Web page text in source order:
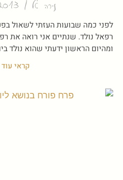
נירה טל 07/01/2013
לפני כמה שבועות העזתי לשאול
רפאל נולד. שנתיים אני רואה את
ומהיום הראשון ידעתי שהוא נולד
קראי עוד